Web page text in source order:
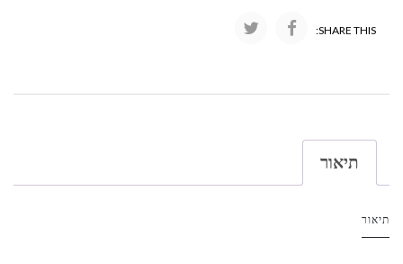
SHARE THIS:
תיאור
תיאור